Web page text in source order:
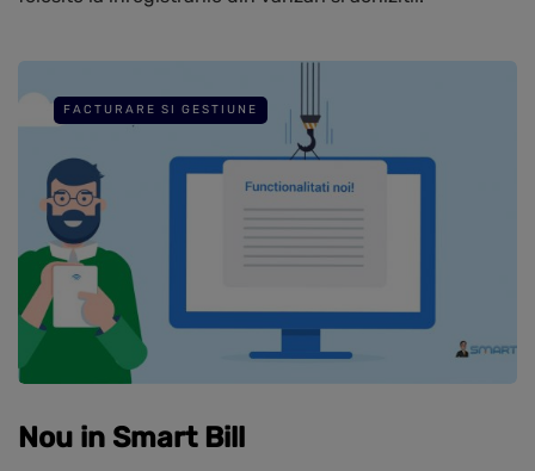
FACTURARE SI GESTIUNE
Nou in Smart Bill